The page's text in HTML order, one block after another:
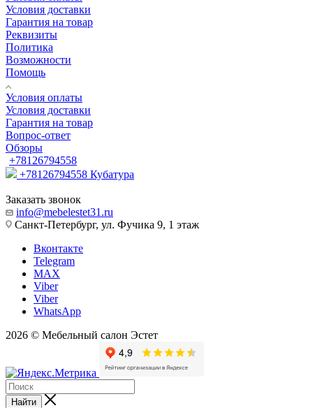
Условия доставки
Гарантия на товар
Реквизиты
Политика
Возможности
Помощь
Условия оплаты
Условия доставки
Гарантия на товар
Вопрос-ответ
Обзоры
+78126794558
+78126794558 Кубатура
Заказать звонок
info@mebelestet31.ru
Санкт-Петербург, ул. Фучика 9, 1 этаж
Вконтакте
Telegram
MAX
Viber
Viber
WhatsApp
2026 © Мебельный салон Эстет
Найти